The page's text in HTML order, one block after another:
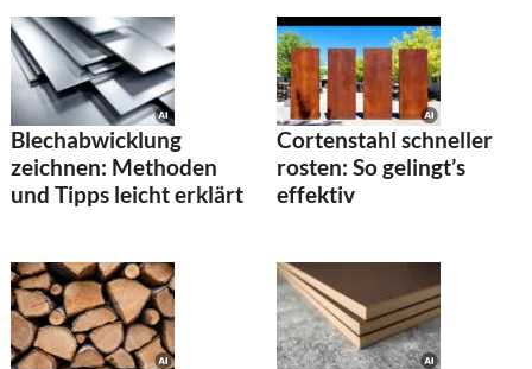
Blechabwicklung
zeichnen: Methoden
und Tipps leicht erklärt
Cortenstahl schneller
rosten: So gelingt’s
effektiv